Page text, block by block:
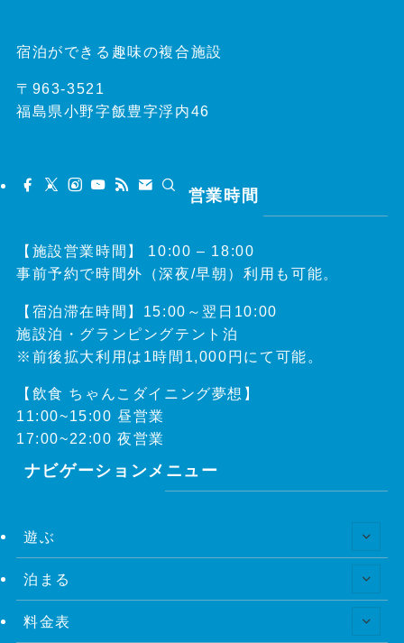
宿泊ができる趣味の複合施設
〒963-3521
福島県小野字飯豊字浮内46
営業時間
【施設営業時間】 10:00 – 18:00
事前予約で時間外（深夜/早朝）利用も可能。
【宿泊滞在時間】15:00～翌日10:00
施設泊・グランピングテント泊
※前後拡大利用は1時間1,000円にて可能。
【飲食 ちゃんこダイニング夢想】
11:00~15:00 昼営業
17:00~22:00 夜営業
ナビゲーションメニュー
遊ぶ
泊まる
料金表